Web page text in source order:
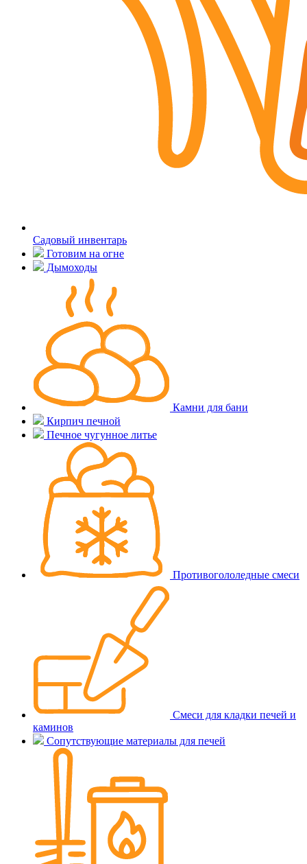
Садовый инвентарь
Готовим на огне
Дымоходы
Камни для бани
Кирпич печной
Печное чугунное литье
Противогололедные смеси
Смеси для кладки печей и
каминов
Сопутствующие материалы для печей